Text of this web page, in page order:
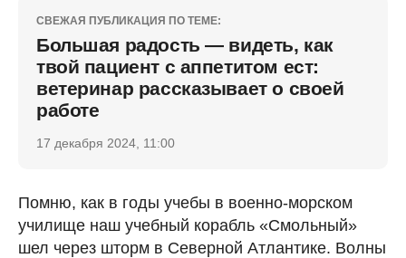
СВЕЖАЯ ПУБЛИКАЦИЯ ПО ТЕМЕ:
Большая радость — видеть, как
твой пациент с аппетитом ест:
ветеринар рассказывает о своей
работе
17 декабря 2024, 11:00
Помню, как в годы учебы в военно-морском
училище наш учебный корабль «Смольный»
шел через шторм в Северной Атлантике. Волны